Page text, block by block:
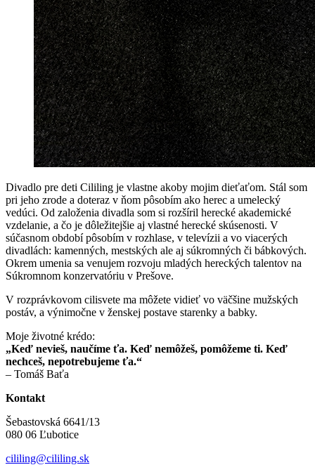
Divadlo pre deti Cililing je vlastne akoby mojim dieťaťom. Stál som
pri jeho zrode a doteraz v ňom pôsobím ako herec a umelecký
vedúci. Od založenia divadla som si rozšíril herecké akademické
vzdelanie, a čo je dôležitejšie aj vlastné herecké skúsenosti. V
súčasnom období pôsobím v rozhlase, v televízii a vo viacerých
divadlách: kamenných, mestských ale aj súkromných či bábkových.
Okrem umenia sa venujem rozvoju mladých hereckých talentov na
Súkromnom konzervatóriu v Prešove.
V rozprávkovom cilisvete ma môžete vidieť vo väčšine mužských
postáv, a výnimočne v ženskej postave starenky a babky.
Moje životné krédo:
„Keď nevieš, naučíme ťa. Keď nemôžeš, pomôžeme ti. Keď
nechceš, nepotrebujeme ťa.“
– Tomáš Baťa
Kontakt
Šebastovská 6641/13
080 06 Ľubotice
cililing@cililing.sk